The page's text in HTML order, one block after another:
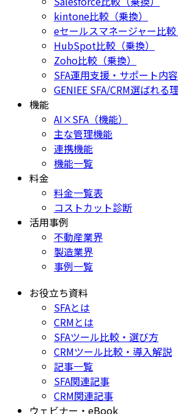
kintone比較（乗換）
eセールスマネージャー比較
HubSpot比較（乗換）
Zoho比較（乗換）
SFA運用支援・サポート内容
GENIEE SFA/CRM選ばれる
機能
AI×SFA（機能）
主な管理機能
連携機能
機能一覧
料金
料金一覧表
コストカット診断
活用事例
不動産業界
製造業界
事例一覧
お役立ち資料
SFAとは
CRMとは
SFAツール比較・選び方
CRMツール比較・導入解説
記事一覧
SFA関連記事
CRM関連記事
ウェビナー・eBook